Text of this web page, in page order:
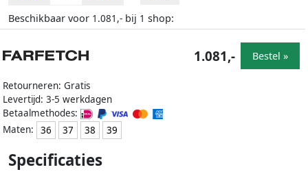
Beschikbaar voor 1.081,- bij 1 shop:
Retourneren: Gratis
Levertijd: 3-5 werkdagen
Betaalmethodes:
Maten:
36 37 38 39
1.081,- Bestel »
Specificaties